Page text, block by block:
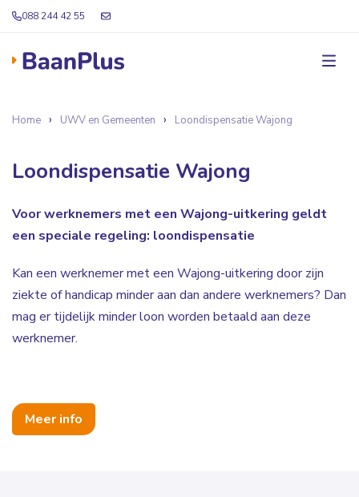
088 244 42 55
Home UWV en Gemeenten Loondispensatie Wajong
Loondispensatie Wajong
Voor werknemers met een Wajong-uitkering geldt
een speciale regeling: loondispensatie
Kan een werknemer met een Wajong-uitkering door zijn
ziekte of handicap minder aan dan andere werknemers? Dan
mag er tijdelijk minder loon worden betaald aan deze
werknemer.
Meer info